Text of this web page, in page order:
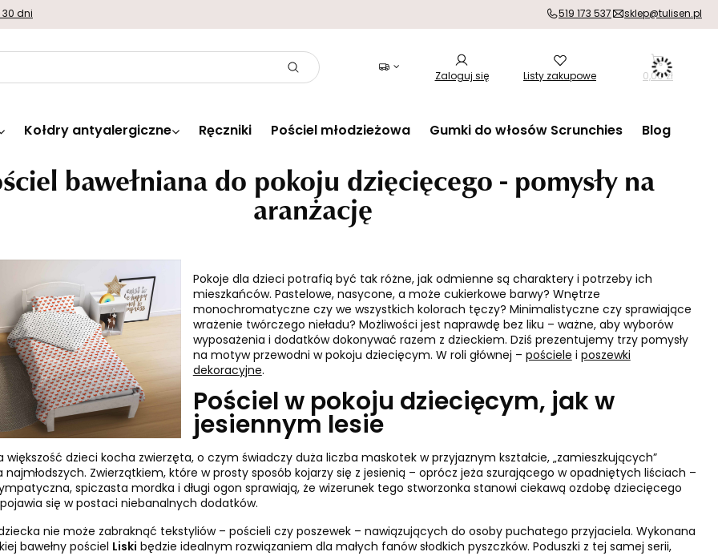
30 dni 519 173 537 sklep@tulisen.pl
Zaloguj się Listy zakupowe 0,00 zł
Kołdry antyalergiczne Ręczniki Pościel młodzieżowa Gumki do włosów Scrunchies Blog
bawełniana do pokoju dzięcięcego - pomysły na
aranżację
Pokoje dla dzieci potrafią być tak różne, jak odmienne są charaktery i potrzeby ich
mieszkańców. Pastelowe, nasycone, a może cukierkowe barwy? Wnętrze
monochromatyczne czy we wszystkich kolorach tęczy? Minimalistyczne czy sprawiające
wrażenie twórczego nieładu? Możliwości jest naprawdę bez liku – ważne, aby wyborów
wyposażenia i dodatków dokonywać razem z dzieckiem. Dziś prezentujemy trzy pomysły
na motyw przewodni w pokoju dziecięcym. W roli głównej – pościele i poszewki
dekoracyjne.
Pościel w pokoju dziecięcym, jak w
jesiennym lesie
większość dzieci kocha zwierzęta, o czym świadczy duża liczba maskotek w przyjaznym kształcie, „zamieszkujących”
najmłodszych. Zwierzątkiem, które w prosty sposób kojarzy się z jesienią – oprócz jeża szurającego w opadniętych liściach –
spiczasta mordka i długi ogon sprawiają, że wizerunek tego stworzonka stanowi ciekawą ozdobę dziecięcego
się w postaci niebanalnych dodatków.
nie może zabraknąć tekstyliów – pościeli czy poszewek – nawiązujących do osoby puchatego przyjaciela. Wykonana
bawełny pościel Liski będzie idealnym rozwiązaniem dla małych fanów słodkich pyszczków. Poduszki z tej samej serii,